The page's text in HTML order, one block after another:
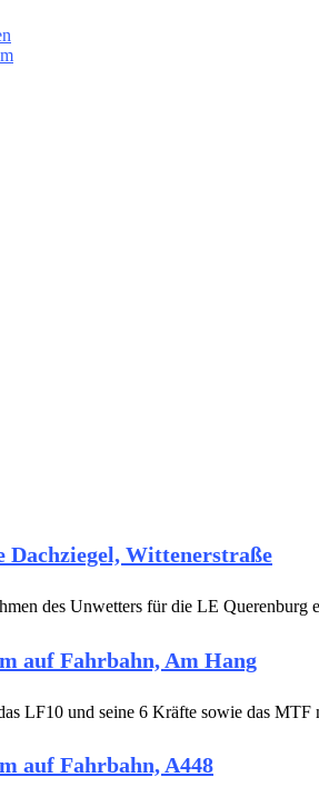
Dachziegel, Wittenerstraße
des Unwetters für die LE
auf Fahrbahn, Am Hang
LF10 und seine 6 Kräfte sowie das
auf Fahrbahn, A448